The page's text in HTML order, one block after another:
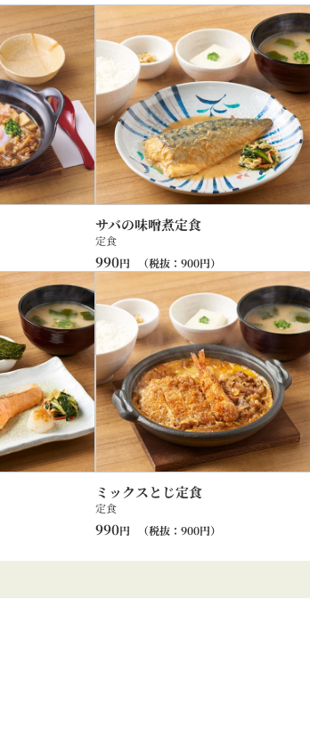
サバの味噌煮定食
定食
990円 （税抜： 900円）
ミックスとじ定食
定食
990円 （税抜： 900円）